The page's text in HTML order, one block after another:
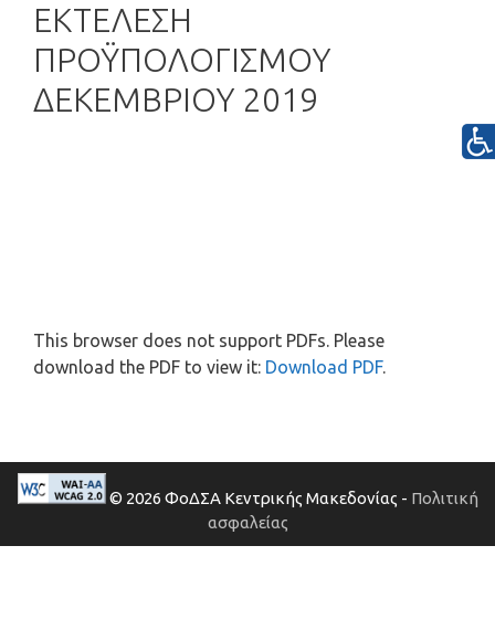
ΕΚΤΕΛΕΣΗ
ΠΡΟΫΠΟΛΟΓΙΣΜΟΥ
ΔΕΚΕΜΒΡΙΟΥ 2019
This browser does not support PDFs. Please
download the PDF to view it: Download PDF.
© 2026 ΦοΔΣΑ Κεντρικής Μακεδονίας - Πολιτική
ασφαλείας